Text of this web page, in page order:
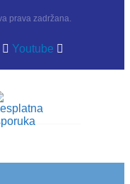
prava zadržana.
Youtube